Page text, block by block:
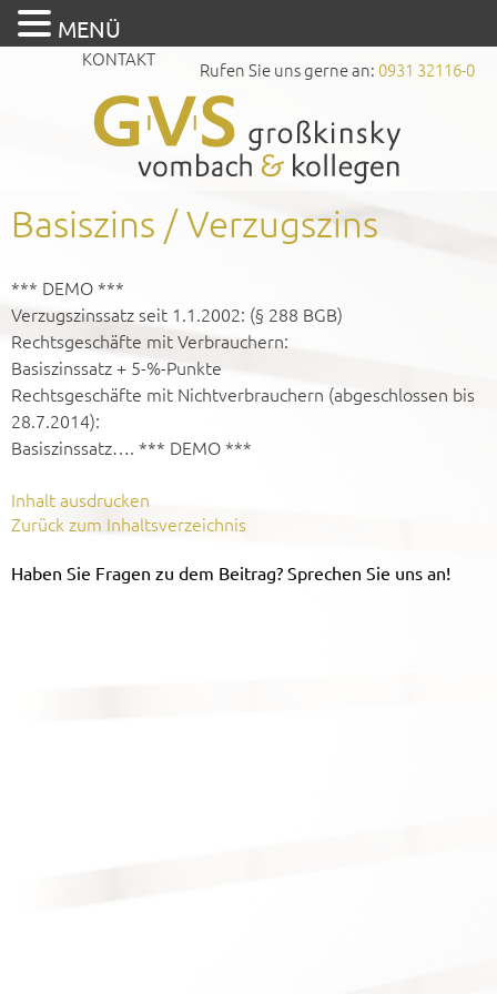
Rufen Sie uns gerne an: 0931 32116-0
KONTAKT
Basiszins / Verzugszins
*** DEMO ***
Verzugszinssatz seit 1.1.2002: (§ 288 BGB)
Rechtsgeschäfte mit Verbrauchern:
Basiszinssatz + 5-%-Punkte
Rechtsgeschäfte mit Nichtverbrauchern (abgeschlossen bis
28.7.2014):
Basiszinssatz…. *** DEMO ***
Inhalt ausdrucken
Zurück zum Inhaltsverzeichnis
Haben Sie Fragen zu dem Beitrag? Sprechen Sie uns an!
MENÜ